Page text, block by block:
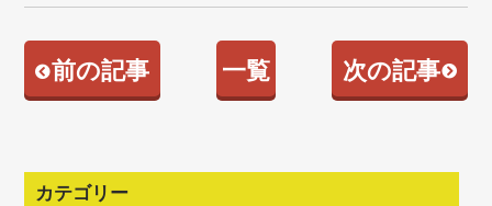
前の記事 一覧 次の記事
カテゴリー